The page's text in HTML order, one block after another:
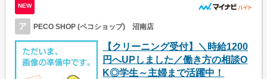
NEW
ア PECO SHOP (ペコショップ) 沼南店
【クリーニング受付】＼時給1200
円へUPしました／働き方の相談O
K◎学生～主婦まで活躍中！